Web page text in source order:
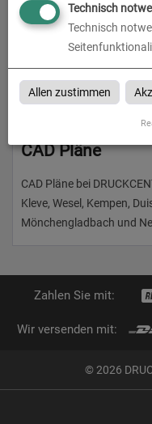
CAD-Pläne gefaltet
CAD Pläne
CAD Pläne bei
Kleve, Wesel, Kempen,
Mönchengladbach und
Zahlen Sie mit:
Wir versenden mit:
© 2026
Technisch
Technisch
Allen zustimmen